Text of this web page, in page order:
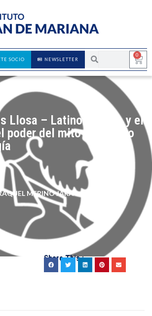
0
NEWSLETTER
SOCIO
Llosa – Latinoamérica y el
poder del mito y el relato
MERINO JARA
Share This :